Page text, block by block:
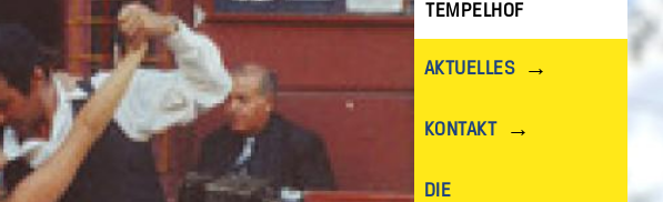
TEMPELHOF
AKTUELLES
KONTAKT
DIE